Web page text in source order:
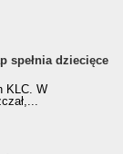
spełnia dziecięce
KLC. W